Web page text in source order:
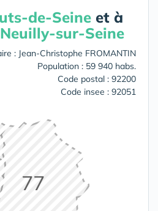
de-Seine et à
Neuilly-sur-Seine
: Jean-Christophe FROMANTIN
Population : 59 940 habs.
Code postal : 92200
Code insee : 92051
77